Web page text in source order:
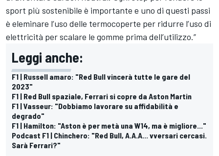
sport più sostenibile è importante e uno di questi passi
è eleminare l’uso delle termocoperte per ridurre l’uso di
elettricità per scalare le gomme prima dell’utilizzo.”
Leggi anche:
F1 | Russell amaro: "Red Bull vincerà tutte le gare del
2023"
F1 | Red Bull spaziale, Ferrari si copre da Aston Martin
F1 | Vasseur: "Dobbiamo lavorare su affidabilità e
degrado"
F1 | Hamilton: "Aston è per metà una W14, ma è migliore..."
Podcast F1 | Chinchero: "Red Bull, A.A.A... vversari cercasi.
Sarà Ferrari?"